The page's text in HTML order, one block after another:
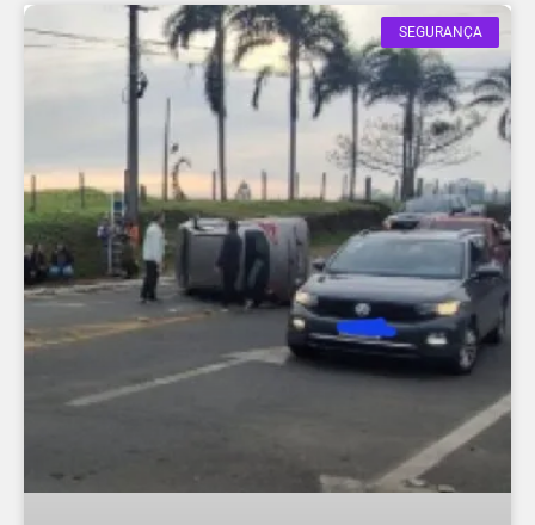
SEGURANÇA